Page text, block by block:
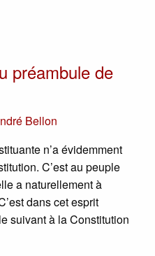
préambule de
Bellon
n’a évidemment
C’est au peuple
a naturellement à
dans cet esprit
suivant à la Constitution